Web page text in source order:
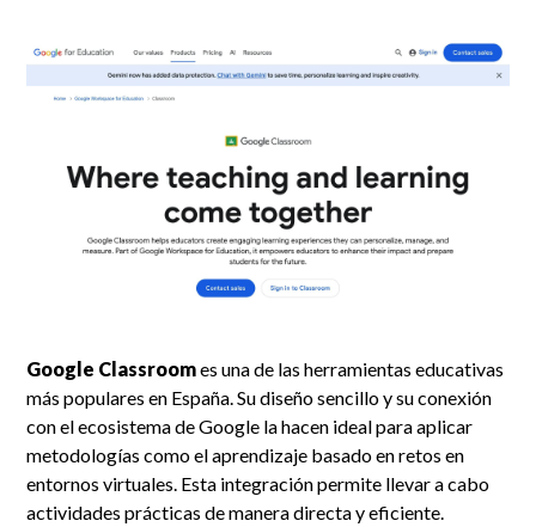
Google Classroomes una de las herramientas educativas
más populares en España. Su diseño sencillo y su conexión
con el ecosistema de Google la hacen ideal para aplicar
metodologías como el aprendizaje basado en retos en
entornos virtuales. Esta integración permite llevar a cabo
actividades prácticas de manera directa y eficiente.